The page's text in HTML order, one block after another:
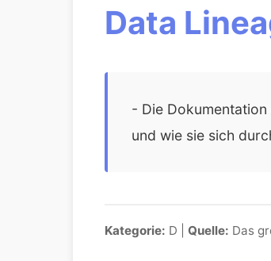
Data
- Die
und wie sie sich
Kategorie: D | Quelle: Das